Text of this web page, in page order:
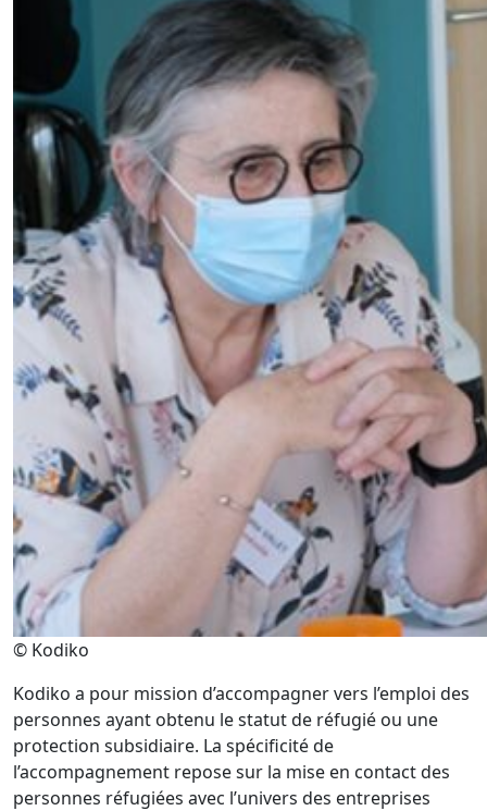
© Kodiko
Kodiko a pour mission d’accompagner vers l’emploi des
personnes ayant obtenu le statut de réfugié ou une
protection subsidiaire. La spécificité de
l’accompagnement repose sur la mise en contact des
personnes réfugiées avec l’univers des entreprises